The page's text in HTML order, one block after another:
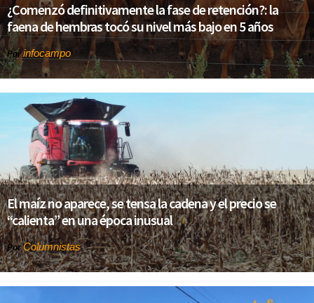
¿Comenzó definitivamente la fase de retención?: la
faena de hembras tocó su nivel más bajo en 5 años
Porinfocampo
El maíz no aparece, se tensa la cadena y el precio se
“calienta” en una época inusual
PorColumnistas